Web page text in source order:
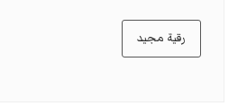
رقية مجيد